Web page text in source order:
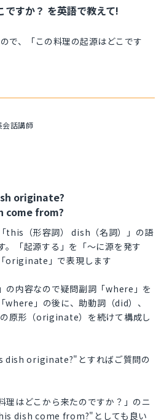
ですか？ を英語で教えて!
で、「この料理の起源はどこです
会話講師
originate?
come from?
this（形容詞） dish（名詞）」の語
。「起源する」を「～に源を発す
originate」で表現します
の内容なので疑問副詞「where」を
where」の後に、助動詞（did）、
原形（originate）を続けて構成し
dish originate?"とすればご質問の
理はどこから来たのですか？」のニ
dish come from?"としても良い